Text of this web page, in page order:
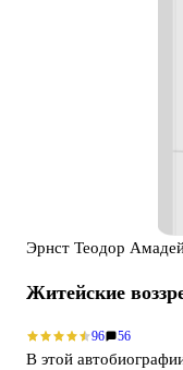
Эрнст Теодор
Житейские
96 56
В этой